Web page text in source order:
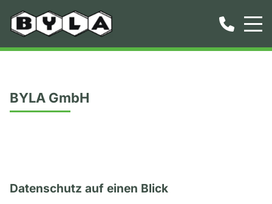
BYLA GmbH
Datenschutz auf einen Blick